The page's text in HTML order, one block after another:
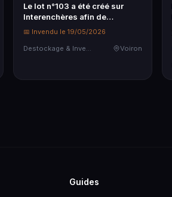
Le lot n°103 a été créé sur
Interenchères afin de
permettre …
📅 Invendu le 19/05/2026
Voiron
Guides